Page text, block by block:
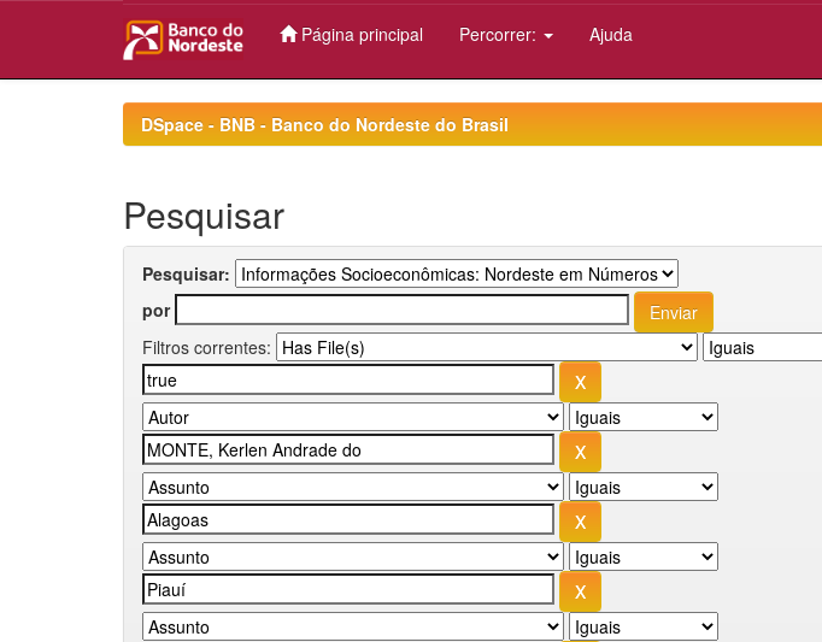
Página principal Percorrer: Ajuda
DSpace - BNB - Banco do Nordeste do Brasil
Pesquisar
Pesquisar:
por
Filtros correntes: